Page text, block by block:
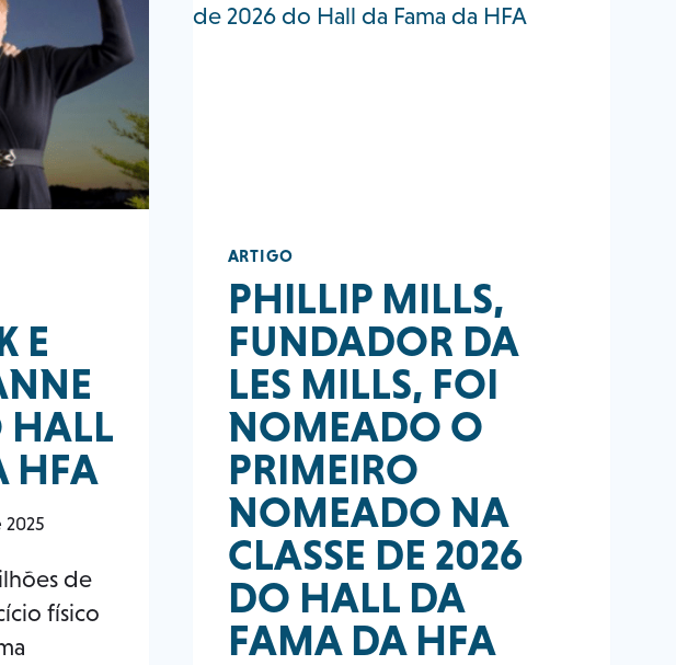
E
HALL
HFA
de
físico
ARTIGO
PHILLIP MILLS,
FUNDADOR DA
LES MILLS, FOI
NOMEADO O
PRIMEIRO
NOMEADO NA
CLASSE DE 2026
DO HALL DA
FAMA DA HFA